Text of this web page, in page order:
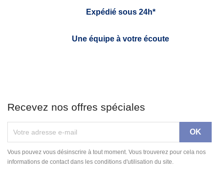
Expédié sous 24h*
Une équipe à votre écoute
Recevez nos offres spéciales
Vous pouvez vous désinscrire à tout moment. Vous trouverez pour cela nos
informations de contact dans les conditions d'utilisation du site.